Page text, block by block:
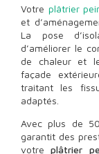
Votre plâtrier
et
La pose
d’améliorer le
de chaleur et
façade
traitant les
adaptés.
Avec plus de
garantit des
votreplâtrier